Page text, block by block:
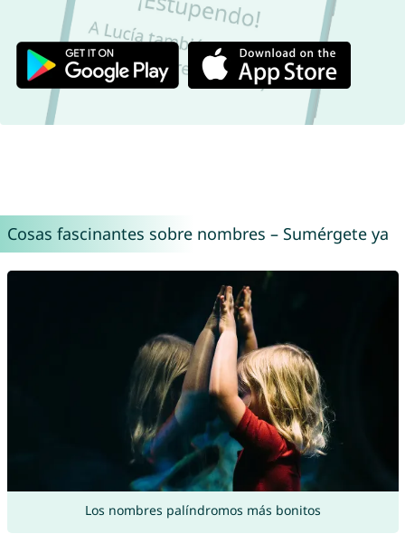
Cosas fascinantes sobre nombres – Sumérgete ya
Los nombres palíndromos más bonitos